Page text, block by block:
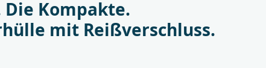
Die Kompakte.
mit Reißverschluss.